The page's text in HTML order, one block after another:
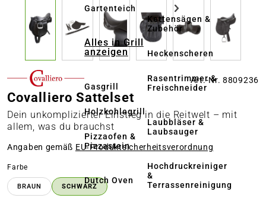
Gartenteich
Alles in Grill
anzeigen
Gasgrill
Holzkohlegrill
Pizzaofen &
Pizzastein
Dutch Oven
Kettensägen &
Zubehör
Heckenscheren
Rasentrimmer &
Freischneider
Laubbläser &
Laubsauger
Hochdruckreiniger
&
Terrassenreinigung
Art.-Nr. 8809236
Covalliero Sattelset
Dein unkomplizierter Einstieg in die Reitwelt – mit
allem, was du brauchst
Angaben gemäß EU‑Produktsicherheitsverordnung
Farbe
BRAUN SCHWARZ